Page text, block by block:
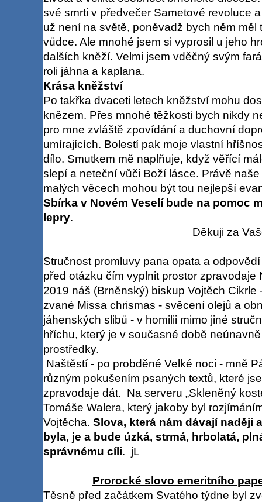
své smrti v předvečer Sametové revoluce
už není na světě, poněvadž bych něm
vůdce. Ale mnohé jsem si vyprosil u jeho
dalších kněží. Velmi jsem vděčný svým
roli jáhna a kaplana.
Krása kněžství
Po takřka dvaceti letech kněžství mohu
knězem. Přes mnohé těžkosti bych nikdy
pro mne zvláště zpovídání a duchovní
umírajících. Bolestí pak moje vlastní
dílo. Smutkem mě naplňuje, když věřící
slepí a neteční vůči Boží lásce. Právě
malých věcech mohou být tou nejlepší
Sbírka v Novém Veselí bude na pomoc
lepry.
Děkuji za Vaše
Stručnost promluvy pana opata a
před otázku čím vyplnit prostor
2019 náš (Brněnský) biskup Vojtěch Cikrle
zvané Missa chrismas - svěcení olejů a
jáhenských slibů - v homilii mimo jiné
hříchu, který je v současné době
prostředky.
Naštěstí - po probděné Velké noci - mně
různým pokušením psaných textů, které
zpravodaje dát. Na serveru „Skleněný
Tomáše Walera, který jakoby byl
Vojtěcha. Slova, která nám dávají naději
byla, je a bude úzká, strmá, hrbolatá,
správnému cíli. jL
Prorocké slovo emeritního
Těsně před začátkem Svatého týdne byl